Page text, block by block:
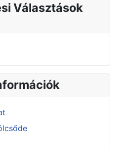
Választások